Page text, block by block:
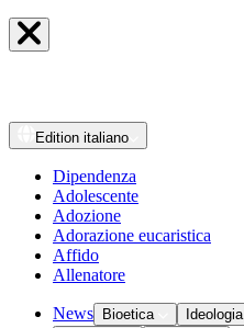
Edition italiano
Dipendenza
Adolescente
Adozione
Adorazione eucaristica
Affido
Allenatore
News Bioetica Ideologia